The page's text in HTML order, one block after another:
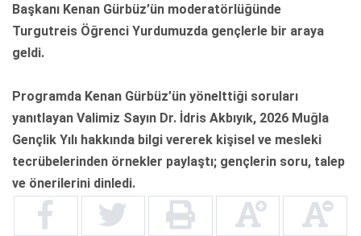
Başkanı Kenan Gürbüz’ün moderatörlüğünde
Turgutreis Öğrenci Yurdumuzda gençlerle bir araya
geldi.
Programda Kenan Gürbüz’ün yönelttiği soruları
yanıtlayan Valimiz Sayın Dr. İdris Akbıyık, 2026 Muğla
Gençlik Yılı hakkında bilgi vererek kişisel ve mesleki
tecrübelerinden örnekler paylaştı; gençlerin soru, talep
ve önerilerini dinledi.